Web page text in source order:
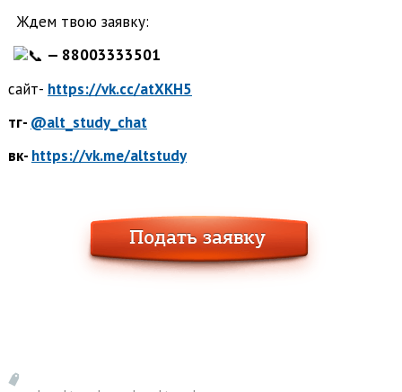
Ждем твою заявку:
— 88003333501
сайт- https://vk.cc/atXKH5
тг- @alt_study_chat
вк- https://vk.me/altstudy